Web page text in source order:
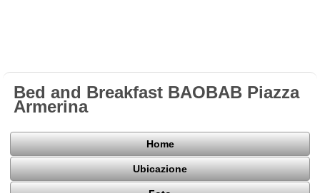
Bed and Breakfast BAOBAB Piazza
Armerina
Home
Ubicazione